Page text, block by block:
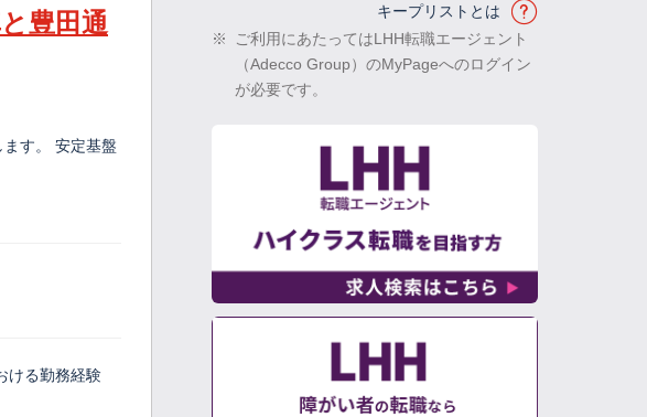
豊田通
す。 安定基盤
ける勤務経験
キープリストとは
※
ご利用にあたってはLHH転職エージェント
（Adecco Group）のMyPageへのログイン
が必要です。